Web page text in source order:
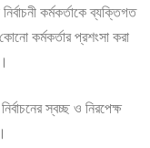
কর্মকর্তাকে ব্যক্তিগত
কর্মকর্তার প্রশংসা করা
স্বচ্ছ ও নিরপেক্ষ